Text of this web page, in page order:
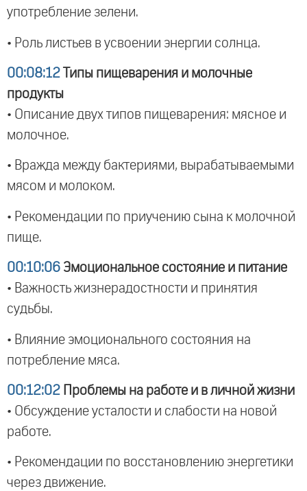
употребление зелени.
• Роль листьев в усвоении энергии солнца.
00:08:12 Типы пищеварения и молочные
продукты
• Описание двух типов пищеварения: мясное и
молочное.
• Вражда между бактериями, вырабатываемыми
мясом и молоком.
• Рекомендации по приучению сына к молочной
пище.
00:10:06 Эмоциональное состояние и питание
• Важность жизнерадостности и принятия
судьбы.
• Влияние эмоционального состояния на
потребление мяса.
00:12:02 Проблемы на работе и в личной жизни
• Обсуждение усталости и слабости на новой
работе.
• Рекомендации по восстановлению энергетики
через движение.